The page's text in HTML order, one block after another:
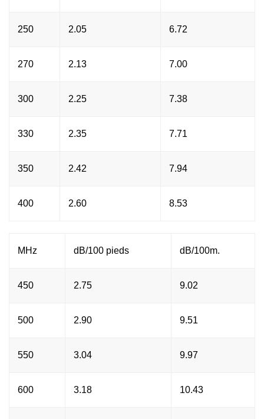
250 2.05 6.72
270 2.13 7.00
300 2.25 7.38
330 2.35 7.71
350 2.42 7.94
400 2.60 8.53
MHz dB/100 pieds dB/100m.
450 2.75 9.02
500 2.90 9.51
550 3.04 9.97
600 3.18 10.43